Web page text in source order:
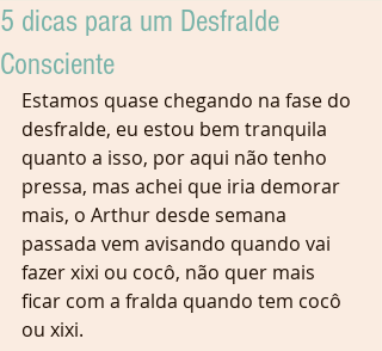
5 dicas para um Desfralde
Consciente
Estamos quase chegando na fase do
desfralde, eu estou bem tranquila
quanto a isso, por aqui não tenho
pressa, mas achei que iria demorar
mais, o Arthur desde semana
passada vem avisando quando vai
fazer xixi ou cocô, não quer mais
ficar com a fralda quando tem cocô
ou xixi.